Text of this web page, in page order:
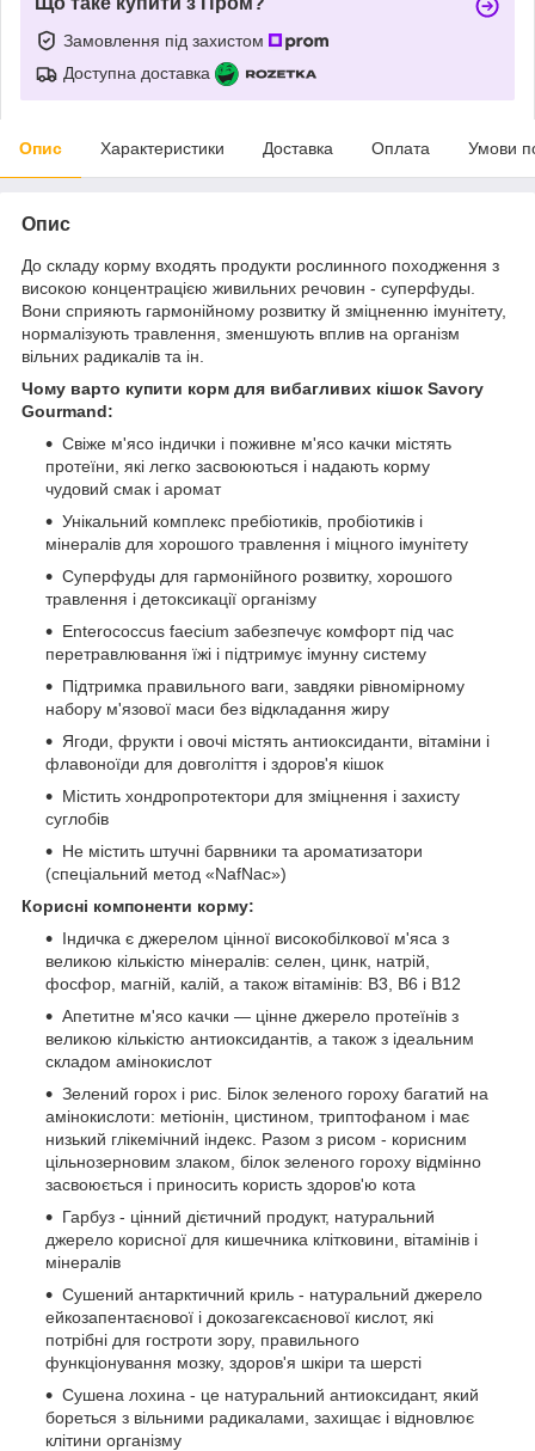
Замовлення під захистом
Доступна доставка
Опис Характеристики Доставка Оплата Умови
Опис
До складу корму входять продукти рослинного походження з
високою концентрацією живильних речовин - суперфуды.
Вони сприяють гармонійному розвитку й зміцненню імунітету,
нормалізують травлення, зменшують вплив на організм
вільних радикалів та ін.
Чому варто купити корм для вибагливих кішок Savory
Gourmand:
Свіже м'ясо індички і поживне м'ясо качки містять
протеїни, які легко засвоюються і надають корму
чудовий смак і аромат
Унікальний комплекс пребіотиків, пробіотиків і
мінералів для хорошого травлення і міцного імунітету
Суперфуды для гармонійного розвитку, хорошого
травлення і детоксикації організму
Enterococcus faecium забезпечує комфорт під час
перетравлювання їжі і підтримує імунну систему
Підтримка правильного ваги, завдяки рівномірному
набору м'язової маси без відкладання жиру
Ягоди, фрукти і овочі містять антиоксиданти, вітаміни і
флавоноїди для довголіття і здоров'я кішок
Містить хондропротектори для зміцнення і захисту
суглобів
Не містить штучні барвники та ароматизатори
(спеціальний метод «NafNac»)
Корисні компоненти корму:
Індичка є джерелом цінної високобілкової м'яса з
великою кількістю мінералів: селен, цинк, натрій,
фосфор, магній, калій, а також вітамінів: В3, В6 і В12
Апетитне м'ясо качки — цінне джерело протеїнів з
великою кількістю антиоксидантів, а також з ідеальним
складом амінокислот
Зелений горох і рис. Білок зеленого гороху багатий на
амінокислоти: метіонін, цистином, триптофаном і має
низький глікемічний індекс. Разом з рисом - корисним
цільнозерновим злаком, білок зеленого гороху відмінно
засвоюється і приносить користь здоров'ю кота
Гарбуз - цінний дієтичний продукт, натуральний
джерело корисної для кишечника клітковини, вітамінів і
мінералів
Сушений антарктичний криль - натуральний джерело
ейкозапентаєнової і докозагексаєнової кислот, які
потрібні для гостроти зору, правильного
функціонування мозку, здоров'я шкіри та шерсті
Сушена лохина - це натуральний антиоксидант, який
бореться з вільними радикалами, захищає і відновлює
клітини організму